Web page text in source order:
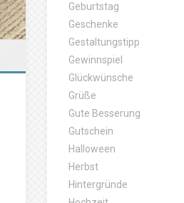
Geburtstag
Geschenke
Gestaltungstipp
Gewinnspiel
Glückwünsche
Grüße
Gute Besserung
Gutschein
Halloween
Herbst
Hintergründe